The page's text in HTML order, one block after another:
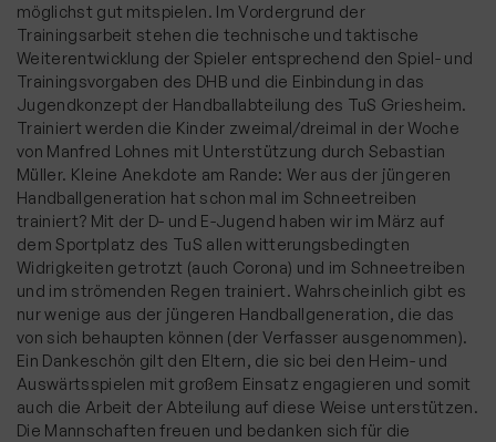
möglichst gut mitspielen. Im Vordergrund der
Trainingsarbeit stehen die technische und taktische
Weiterentwicklung der Spieler entsprechend den Spiel- und
Trainingsvorgaben des DHB und die Einbindung in das
Jugendkonzept der Handballabteilung des TuS Griesheim.
Trainiert werden die Kinder zweimal/dreimal in der Woche
von Manfred Lohnes mit Unterstützung durch Sebastian
Müller. Kleine Anekdote am Rande: Wer aus der jüngeren
Handballgeneration hat schon mal im Schneetreiben
trainiert? Mit der D- und E-Jugend haben wir im März auf
dem Sportplatz des TuS allen witterungsbedingten
Widrigkeiten getrotzt (auch Corona) und im Schneetreiben
und im strömenden Regen trainiert. Wahrscheinlich gibt es
nur wenige aus der jüngeren Handballgeneration, die das
von sich behaupten können (der Verfasser ausgenommen).
Ein Dankeschön gilt den Eltern, die sic bei den Heim- und
Auswärtsspielen mit großem Einsatz engagieren und somit
auch die Arbeit der Abteilung auf diese Weise unterstützen.
Die Mannschaften freuen und bedanken sich für die